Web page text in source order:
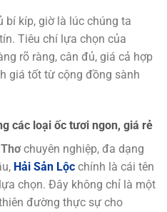
bí kíp, giờ là lúc chúng ta
Tiêu chí lựa chọn của
rõ ràng, cân đủ, giá cả hợp
giá tốt từ cộng đồng sành
các loại ốc tươi ngon, giá rẻ
chuyên nghiệp, đa dạng
Hải Sản Lộc chính là cái tên
chọn. Đây không chỉ là một
đường thực sự cho